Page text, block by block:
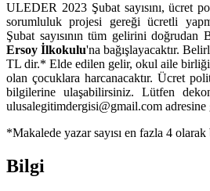
ULEDER 2023 Şubat sayısını, ücret
sorumluluk projesi gereği ücretli
Şubat sayısının tüm gelirini doğrudan
Ersoy İlkokulu'na bağışlayacaktır.
TL dir.* Elde edilen gelir, okul aile birliği
olan çocuklara harcanacaktır. Ücret
bilgilerine ulaşabilirsiniz. Lütfen
ulusalegitimdergisi@gmail.com adresine
*Makalede yazar sayısı en fazla 4
Bilgi